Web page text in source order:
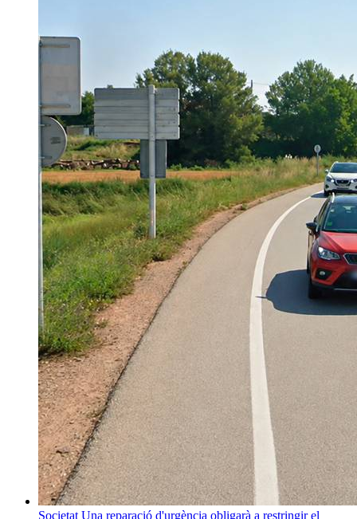
Societat Una reparació d'urgència obligarà a restringir el